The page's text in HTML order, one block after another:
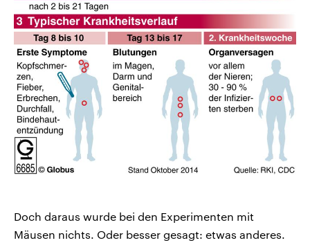
Doch daraus wurde bei den Experimenten mit
Mäusen nichts. Oder besser gesagt: etwas anderes.